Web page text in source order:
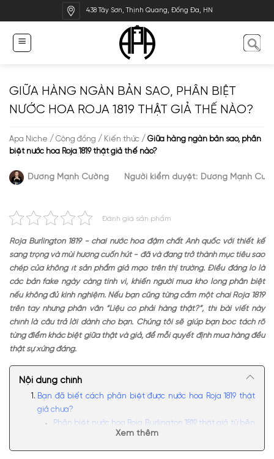
qua
dung
438 Tây Sơn, Thịnh Quang, Đống Đa, HN
GIỮA HÀNG NGÀN BẢN SAO, PHÂN BIỆT
NƯỚC HOA ROJA 1819 THẬT GIẢ THẾ NÀO?
Apa Niche / Cộng đồng / Kiến thức / Giữa hàng ngàn bản sao, phân
biệt nước hoa Roja 1819 thật giả thế nào?
Dương Mạnh Cường Người kiểm duyệt: Dương Mạnh
Đánh giá sản phẩm
Roja Burlington 1819 - chai nước hoa đậm chất Anh quốc với thiết kế
sang trọng và mùi hương cuốn hút - đã và đang trở thành mục tiêu sao
chép của không ít sản phẩm giả mạo trên thị trường. Điều đáng lo là
các bản fake ngày càng tinh vi, khiến người mua khó lòng phân biệt
nếu không đủ kinh nghiệm. Nếu bạn cũng từng cầm một chai Roja 1819
trên tay nhưng phân vân “Liệu có phải hàng thật?”, thì bài viết này
chính là câu trả lời dành cho bạn. Chúng tôi sẽ giúp bạn bóc tách rõ
từng điểm khác biệt giữa thật và giả, để mỗi quyết định mua hàng đều
thật sự xứng đáng.
Nội dung chính
Bạn đã biết cách phân biệt được nước hoa Roja 1819 thật
giả chưa?
Phân biệt nước hoa Roja Burlington 1819 thật giả từ bên
Phân biệt nước hoa Roja 1819 thật giả qua seal dán
Xem thêm